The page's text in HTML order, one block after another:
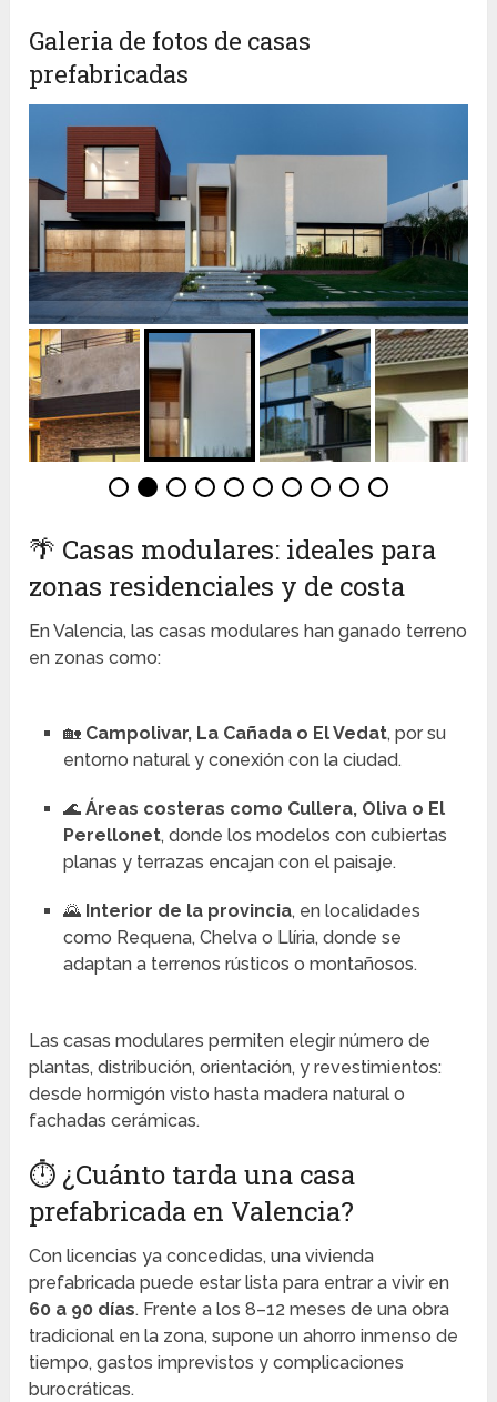
Galeria de fotos de casas
prefabricadas
🌴 Casas modulares: ideales para
zonas residenciales y de costa
En Valencia, las casas modulares han ganado terreno
en zonas como:
🏡 Campolivar, La Cañada o El Vedat, por su
entorno natural y conexión con la ciudad.
🌊 Áreas costeras como Cullera, Oliva o El
Perellonet, donde los modelos con cubiertas
planas y terrazas encajan con el paisaje.
🌄 Interior de la provincia, en localidades
como Requena, Chelva o Llíria, donde se
adaptan a terrenos rústicos o montañosos.
Las casas modulares permiten elegir número de
plantas, distribución, orientación, y revestimientos:
desde hormigón visto hasta madera natural o
fachadas cerámicas.
⏱️ ¿Cuánto tarda una casa
prefabricada en Valencia?
Con licencias ya concedidas, una vivienda
prefabricada puede estar lista para entrar a vivir en
60 a 90 días. Frente a los 8–12 meses de una obra
tradicional en la zona, supone un ahorro inmenso de
tiempo, gastos imprevistos y complicaciones
burocráticas.